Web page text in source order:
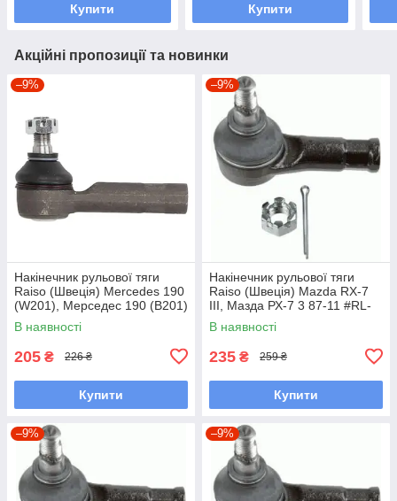
Купити Купити
Акційні пропозиції та новинки
–9%
Накінечник рульової тяги
Raiso (Швеція) Mercedes 190
(W201), Мерседес 190 (В201)
82-93 #RL-338110M
UAYXAOD7
В наявності
205 ₴ 226 ₴
Купити
–9%
Накінечник рульової тяги
Raiso (Швеція) Mazda RX-7
III, Мазда РХ-7 3 87-11 #RL-
232280M UAQWNIH7
В наявності
235 ₴ 259 ₴
Купити
–9% –9%